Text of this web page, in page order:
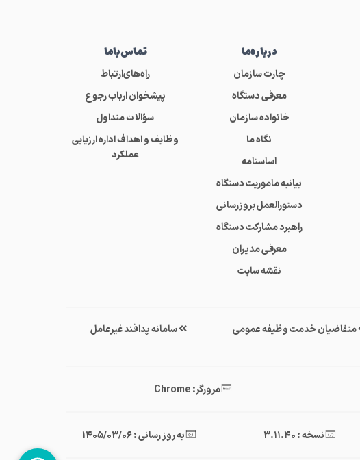
درباره‌ما
چارت سازمان
معرفی دستگاه
خانواده سازمان
نگاه ما
اساسنامه
بیانیه ماموریت دستگاه
دستورالعمل بروزرسانی
راهبرد مشارکت دستگاه
معرفی مدیران
نقشه سایت
تماس‌باما
راه‌های‌ارتباط
پیشخوان ارباب رجوع
سؤالات متداول
وظایف و اهداف اداره ارزیابی
عملکرد
متقاضیان خدمت وظیفه عمومی سامانه پدافند غیرعامل
مرورگر: Chrome
نسخه : 3.11.40 به روز رسانی : 1405/03/06